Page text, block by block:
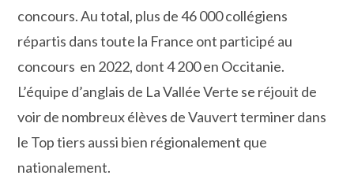
concours. Au total, plus de 46 000 collégiens
répartis dans toute la France ont participé au
concours en 2022, dont 4 200 en Occitanie.
L’équipe d’anglais de La Vallée Verte se réjouit de
voir de nombreux élèves de Vauvert terminer dans
le Top tiers aussi bien régionalement que
nationalement.